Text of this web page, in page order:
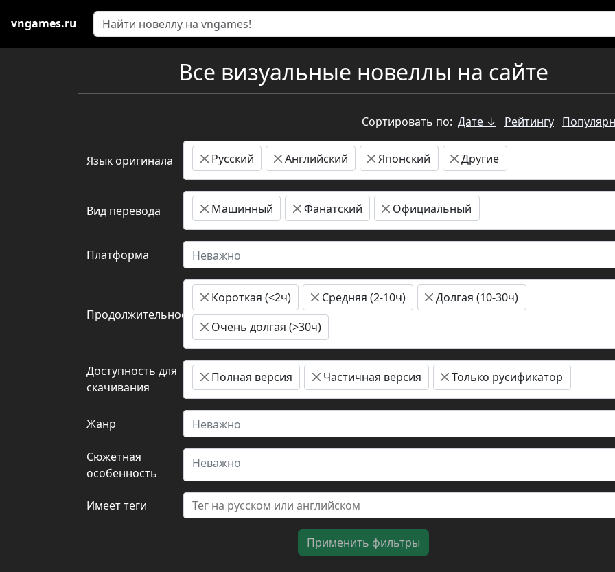
vngames.ru
Все визуальные новеллы на сайте
Сортировать по: Дате ↓ Рейтингу
Язык оригинала Русский Английский Японский Другие
Вид перевода Машинный Фанатский Официальный
Платформа Неважно
Продолжительность
Короткая (<2ч) Средняя (2-10ч)
Долгая (10-30ч)
Очень долгая (>30ч)
Доступность для
скачивания
Полная версия Частичная версия Только русификатор
Жанр Неважно
Сюжетная
особенность
Неважно
Имеет теги
Применить фильтры